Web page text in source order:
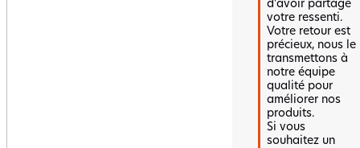
d'avoir partagé
votre ressenti.
Votre retour est
précieux, nous le
transmettons à
notre équipe
qualité pour
améliorer nos
produits.
Si vous
souhaitez un